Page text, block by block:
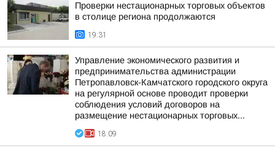
Проверки нестационарных торговых объектов
в столице региона продолжаются
19:31
Управление экономического развития и
предпринимательства администрации
Петропавловск-Камчатского городского округа
на регулярной основе проводит проверки
соблюдения условий договоров на
размещение нестационарных торговых...
18:09